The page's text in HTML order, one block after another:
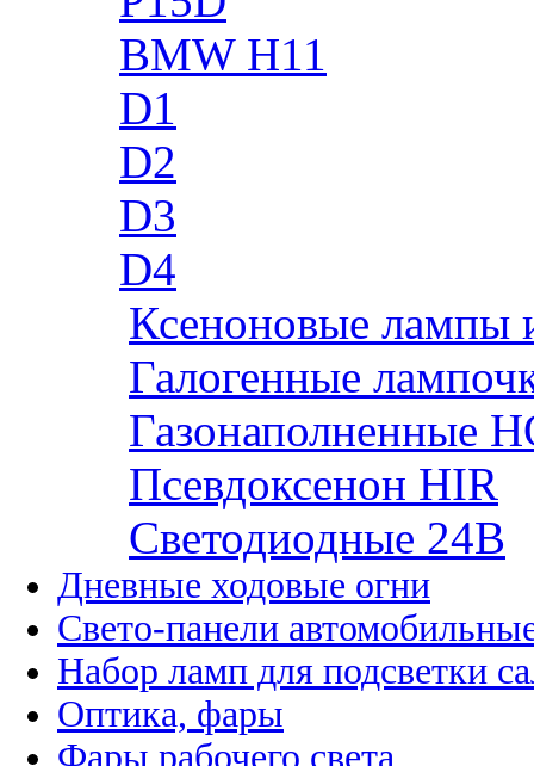
BMW H11
D1
D2
D3
D4
Ксеноновые лампы
Галогенные
Газонаполненные
Псевдоксенон HIR
Cветодиодные 24B
Дневные ходовые огни
Свето-панели
Набор ламп для подсветки
Оптика, фары
Фары рабочего света